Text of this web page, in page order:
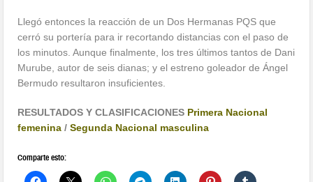
Llegó entonces la reacción de un Dos Hermanas PQS que
cerró su portería para ir recortando distancias con el paso de
los minutos. Aunque finalmente, los tres últimos tantos de Dani
Murube, autor de seis dianas; y el estreno goleador de Ángel
Bermudo resultaron insuficientes.
RESULTADOS Y CLASIFICACIONES Primera Nacional
femenina /Segunda Nacional masculina
Comparte esto: